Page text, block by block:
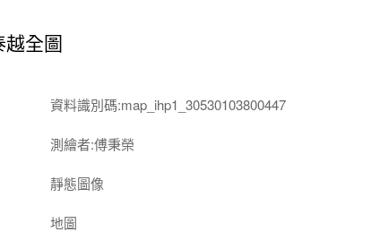
全圖
資料識別碼:map_ihp1_30530103800447
測繪者:傅秉榮
靜態圖像
地圖